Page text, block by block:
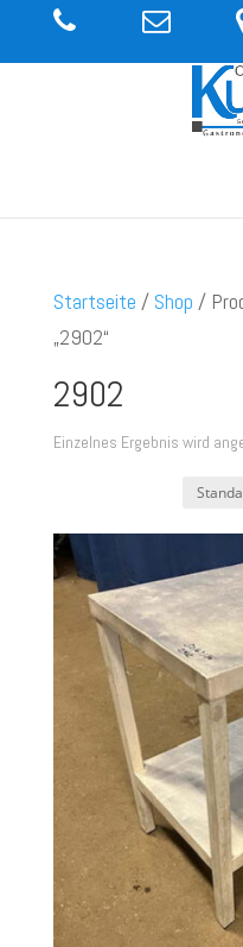
Startseite / Shop /
„2902“
2902
Einzelnes Ergebnis wird